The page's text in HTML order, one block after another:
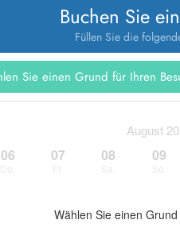
Buchen Sie
Füllen Sie die
August
06 07 08 09
Wählen Sie einen